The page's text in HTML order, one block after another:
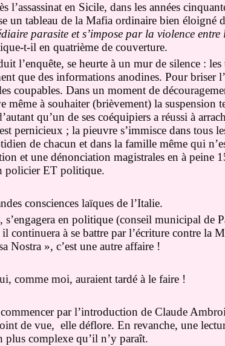
l’assassinat en Sicile, dans les années
un tableau de la Mafia ordinaire bien éloigné
parasite et s’impose par la violence
t-il en quatrième de couverture.
l’enquête, se heurte à un mur de silence :
que des informations anodines. Pour briser
coupables. Dans un moment de
à souhaiter (brièvement) la suspension
qu’un de ses coéquipiers a réussi à
pernicieux ; la pieuvre s’immisce dans tous
de chacun et dans la famille même qui
et une dénonciation magistrales en à peine
policier ET politique.
consciences laïques de l’Italie.
en politique (conseil municipal de
continuera à se battre par l’écriture contre la
Nostra », c’est une autre affaire !
comme moi, auraient tardé à le faire !
par l’introduction de Claude
de vue, elle déflore. En revanche, une
plus complexe qu’il n’y paraît.